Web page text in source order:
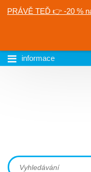
PRÁVĚ TEĎ 👉 -20 %
informace